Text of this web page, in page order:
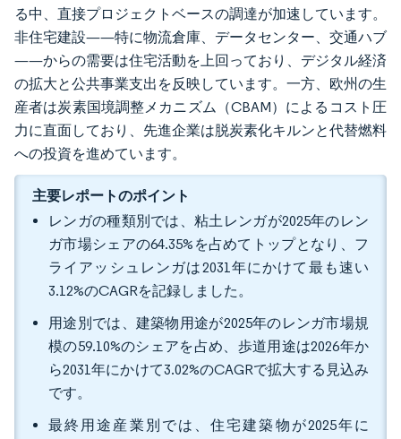
る中、直接プロジェクトベースの調達が加速しています。
非住宅建設——特に物流倉庫、データセンター、交通ハブ
——からの需要は住宅活動を上回っており、デジタル経済
の拡大と公共事業支出を反映しています。一方、欧州の生
産者は炭素国境調整メカニズム（CBAM）によるコスト圧
力に直面しており、先進企業は脱炭素化キルンと代替燃料
への投資を進めています。
主要レポートのポイント
レンガの種類別では、粘土レンガが2025年のレン
ガ市場シェアの64.35%を占めてトップとなり、フ
ライアッシュレンガは2031年にかけて最も速い
3.12%のCAGRを記録しました。
用途別では、建築物用途が2025年のレンガ市場規
模の59.10%のシェアを占め、歩道用途は2026年か
ら2031年にかけて3.02%のCAGRで拡大する見込み
です。
最終用途産業別では、住宅建築物が2025年に